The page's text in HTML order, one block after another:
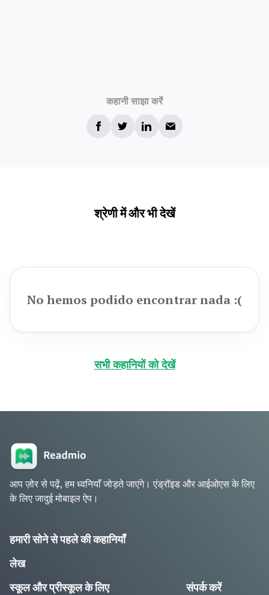
कहानी साझा करें
श्रेणी में और भी देखें
No hemos podido encontrar nada :(
सभी कहानियों को देखें
आप ज़ोर से पढ़ें, हम ध्वनियाँ जोड़ते जाएंगे। एंड्रॉइड और आईओएस के लिए
के लिए जादुई मोबाइल ऐप।
हमारी सोने से पहले की कहानियाँ
लेख
स्कूल और प्रीस्कूल के लिए संपर्क करें